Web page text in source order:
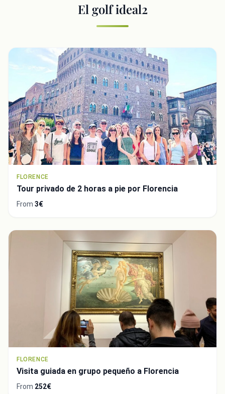
El golf ideal2
FLORENCE
Tour privado de 2 horas a pie por Florencia
From 3€
FLORENCE
Visita guiada en grupo pequeño a Florencia
From 252€